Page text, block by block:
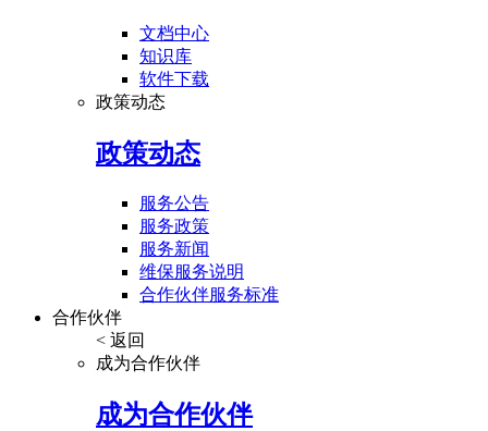
文档中心
知识库
软件下载
政策动态
政策动态
服务公告
服务政策
服务新闻
维保服务说明
合作伙伴服务标准
合作伙伴
< 返回
成为合作伙伴
成为合作伙伴